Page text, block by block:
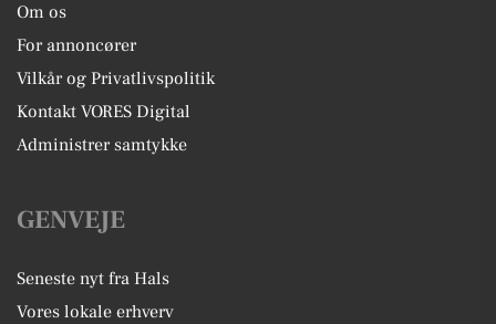
Om os
For annoncører
Vilkår og Privatlivspolitik
Kontakt VORES Digital
Administrer samtykke
GENVEJE
Seneste nyt fra Hals
Vores lokale erhverv